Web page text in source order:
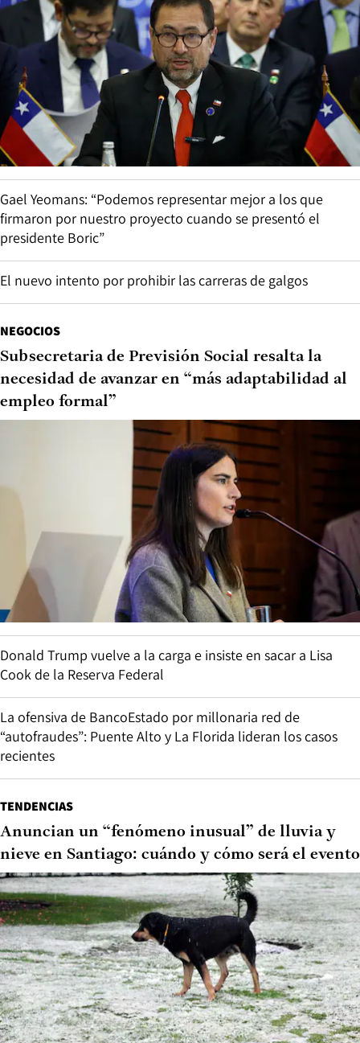
Gael Yeomans: “Podemos representar mejor a los que
firmaron por nuestro proyecto cuando se presentó el
presidente Boric”
El nuevo intento por prohibir las carreras de galgos
NEGOCIOS
Subsecretaria de Previsión Social resalta la
necesidad de avanzar en “más adaptabilidad al
empleo formal”
Donald Trump vuelve a la carga e insiste en sacar a Lisa
Cook de la Reserva Federal
La ofensiva de BancoEstado por millonaria red de
“autofraudes”: Puente Alto y La Florida lideran los casos
recientes
TENDENCIAS
Anuncian un “fenómeno inusual” de lluvia y
nieve en Santiago: cuándo y cómo será el evento